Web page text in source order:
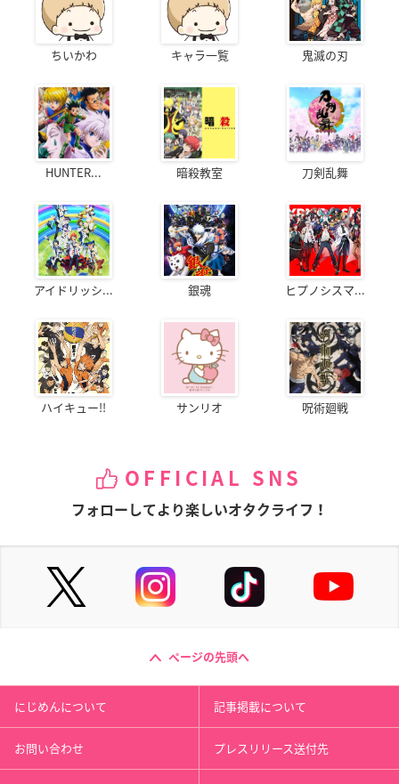
ちいかわ キャラ一覧 鬼滅の刃
HUNTER... 暗殺教室 刀剣乱舞
アイドリッシ... 銀魂 ヒプノシスマ...
ハイキュー!! サンリオ 呪術廻戦
OFFICIAL SNS
フォローしてより楽しいオタクライフ！
ページの先頭へ
にじめんについて 記事掲載について
お問い合わせ プレスリリース送付先